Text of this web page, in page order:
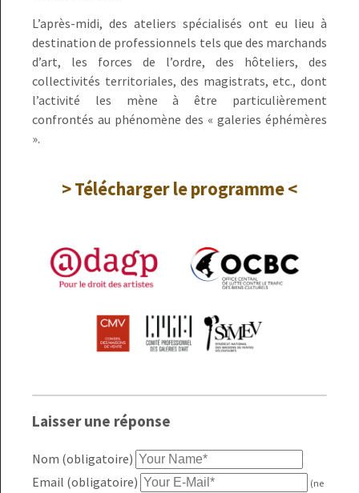
L’après-midi, des ateliers spécialisés ont eu lieu à
destination de professionnels tels que des marchands
d’art, les forces de l’ordre, des hôteliers, des
collectivités territoriales, des magistrats, etc., dont
l’activité les mène à être particulièrement
confrontés au phénomène des « galeries éphémères
».
> Télécharger le programme <
Laisser une réponse
Nom (obligatoire)
Email (obligatoire)
(ne